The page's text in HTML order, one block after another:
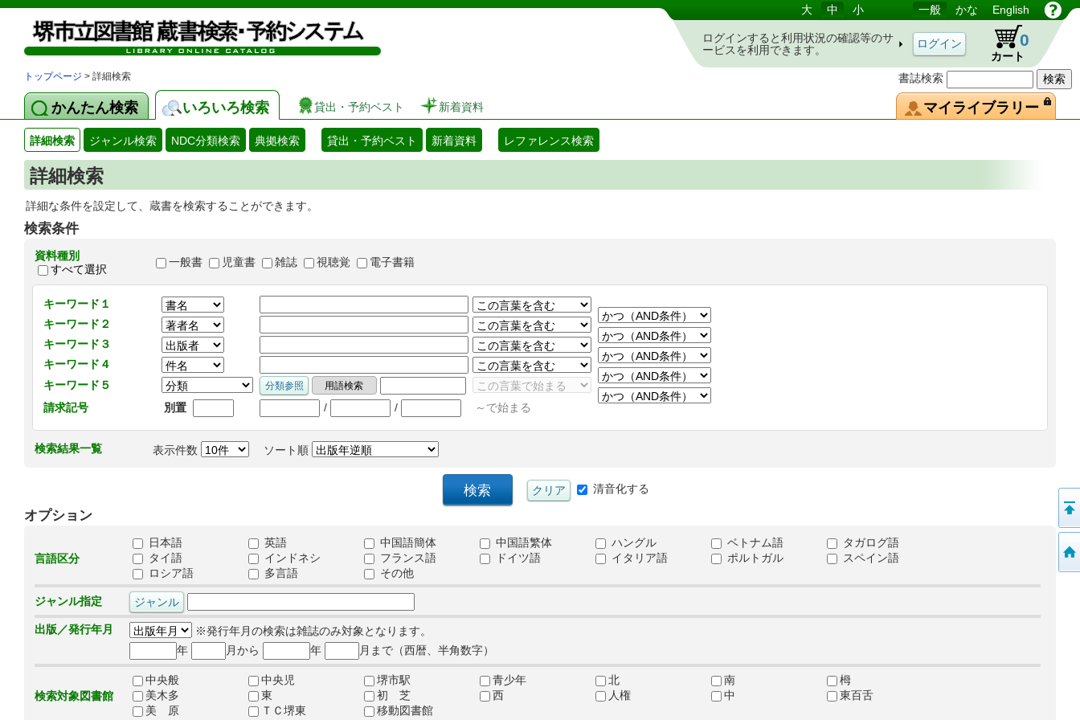
図書館 蔵書検索・予約システム
書誌検索
大 中 小 一般 かな English
ログインすると利用状況の確認等のサ
ービスを利用できます。
カート
0
トップページ > 詳細検索
かんたん検索 いろいろ検索 貸出・予約ベスト 新着資料 マイライブラリー
詳細検索 ジャンル検索 NDC分類検索 典拠検索 貸出・予約ベスト 新着資料 レファレンス検索
詳細検索
詳細な条件を設定して、蔵書を検索することができます。
検索条件
資料種別
すべて選択
一般書 児童書 雑誌 視聴覚 電子書籍
キーワード１
キーワード２
キーワード３
キーワード４
キーワード５
請求記号
別置 / / ～で始まる
検索結果一覧 表示件数 ソート順
清音化する
オプション
言語区分
日本語 英語 中国語簡体 中国語繁体 ハングル ベトナム語
タガログ語
タイ語
インドネシ フランス語 ドイツ語 イタリア語 ポルトガル
スペイン語
ロシア語
多言語 その他
ジャンル指定
出版／発行年月
※発行年月の検索は雑誌のみ対象となります。
年
月から 年 月まで（西暦、半角数字）
検索対象図書館
中央般 中央児 堺市駅 青少年 北 南
栂
美木多
東 初 芝 西 人権 中
東百舌
美 原
ＴＣ堺東 移動図書館